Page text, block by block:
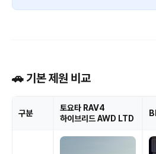
🚗 기본 제원 비교
구분
토요타 RAV4
하이브리드 AWD LTD